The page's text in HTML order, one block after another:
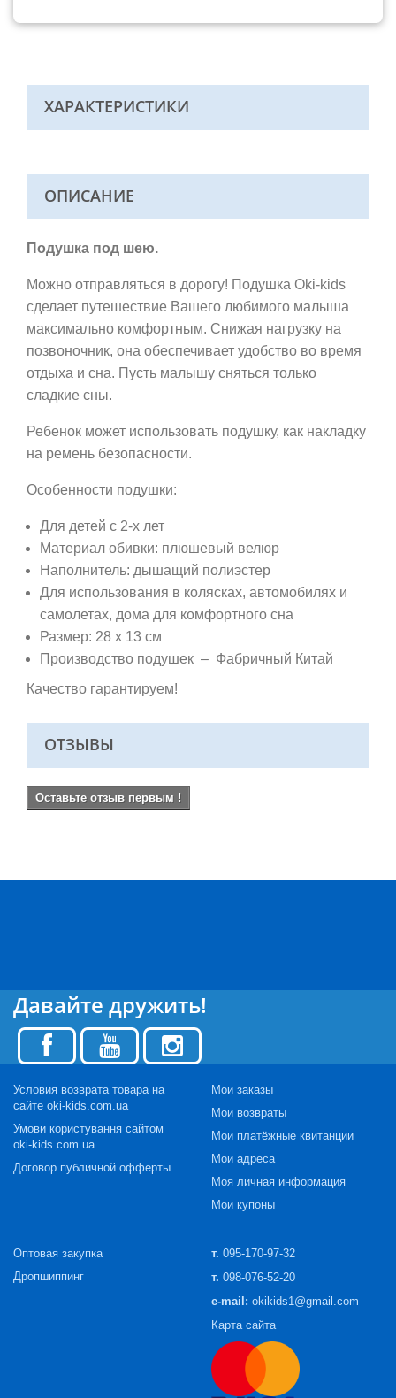
ХАРАКТЕРИСТИКИ
ОПИСАНИЕ
Подушка под шею.
Можно отправляться в дорогу! Подушка Oki-kids
сделает путешествие Вашего любимого малыша
максимально комфортным. Снижая нагрузку на
позвоночник, она обеспечивает удобство во время
отдыха и сна. Пусть малышу сняться только
сладкие сны.
Ребенок может использовать подушку, как накладку
на ремень безопасности.
Особенности подушки:
Для детей с 2-х лет
Материал обивки: плюшевый велюр
Наполнитель: дышащий полиэстер
Для использования в колясках, автомобилях и
самолетах, дома для комфортного сна
Размер: 28 х 13 см
Производство подушек – Фабричный Китай
Качество гарантируем!
ОТЗЫВЫ
Оставьте отзыв первым !
Давайте дружить!
Условия возврата товара на
сайте oki-kids.com.ua
Умови користування сайтом
oki-kids.com.ua
Договор публичной офферты
Мои заказы
Мои возвраты
Мои платёжные квитанции
Мои адреса
Моя личная информация
Мои купоны
Оптовая закупка
Дропшиппинг
т. 095-170-97-32
т. 098-076-52-20
e-mail: okikids1@gmail.com
Карта сайта